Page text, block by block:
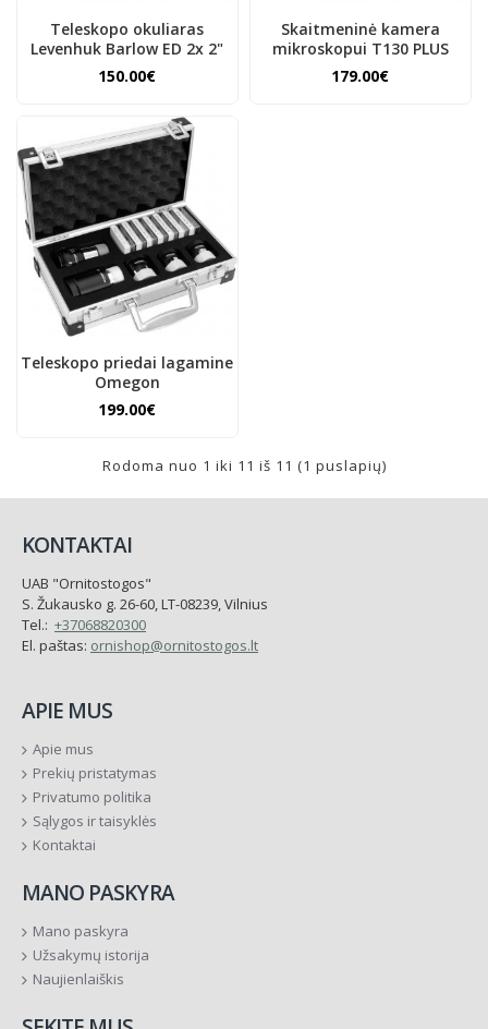
Teleskopo okuliaras
Levenhuk Barlow ED 2x 2"
150.00€
Skaitmeninė kamera
mikroskopui T130 PLUS
179.00€
Teleskopo priedai lagamine
Omegon
199.00€
Rodoma nuo 1 iki 11 iš 11 (1 puslapių)
KONTAKTAI
UAB "Ornitostogos"
S. Žukausko g. 26-60, LT-08239, Vilnius
Tel.: +37068820300
El. paštas: ornishop@ornitostogos.lt
APIE MUS
Apie mus
Prekių pristatymas
Privatumo politika
Sąlygos ir taisyklės
Kontaktai
MANO PASKYRA
Mano paskyra
Užsakymų istorija
Naujienlaiškis